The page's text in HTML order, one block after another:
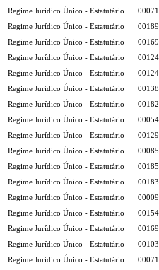
Regime Jurídico Único - Estatutário
Regime Jurídico Único - Estatutário
Regime Jurídico Único - Estatutário
Regime Jurídico Único - Estatutário
Regime Jurídico Único - Estatutário
Regime Jurídico Único - Estatutário
Regime Jurídico Único - Estatutário
Regime Jurídico Único - Estatutário
Regime Jurídico Único - Estatutário
Regime Jurídico Único - Estatutário
Regime Jurídico Único - Estatutário
Regime Jurídico Único - Estatutário
Regime Jurídico Único - Estatutário
Regime Jurídico Único - Estatutário
Regime Jurídico Único - Estatutário
Regime Jurídico Único - Estatutário
Regime Jurídico Único - Estatutário